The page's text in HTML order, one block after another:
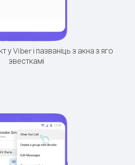
у Viber і пазваніць з акна з яго
звесткамі